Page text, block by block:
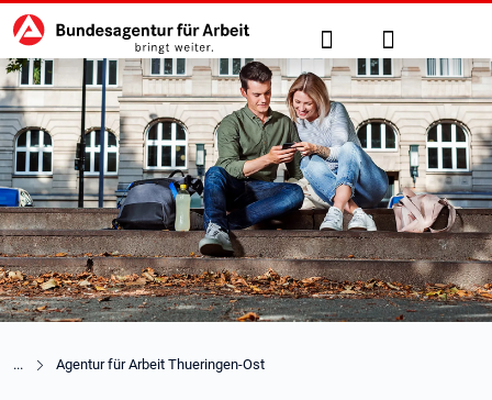
zu den Hauptinhalten springen
Hauptnavigation Suche Anmelden
Agentur für Arbeit Thueringen-Ost